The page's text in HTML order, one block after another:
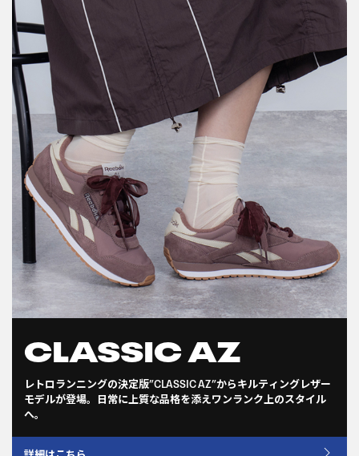
CLASSIC AZ
レトロランニングの決定版”CLASSIC AZ”からキルティングレザー
モデルが登場。日常に上質な品格を添えワンランク上のスタイル
へ。